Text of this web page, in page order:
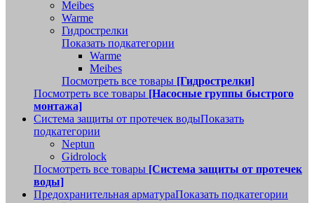
Meibes
Warme
Гидрострелки
Показать подкатегории
Warme
Meibes
Посмотреть все товары [Гидрострелки]
Посмотреть все товары [Насосные группы быстрого
монтажа]
Система защиты от протечек водыПоказать
подкатегории
Neptun
Gidrolock
Посмотреть все товары [Система защиты от протечек
воды]
Предохранительная арматураПоказать подкатегории